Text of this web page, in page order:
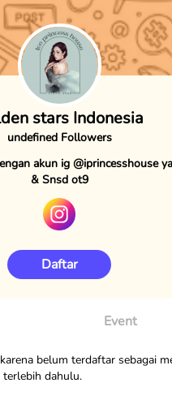
stars Indonesia
undefined Followers
akun ig @iprincesshouse
& Snsd ot9
Daftar
Event
belum terdaftar sebagai
dahulu.